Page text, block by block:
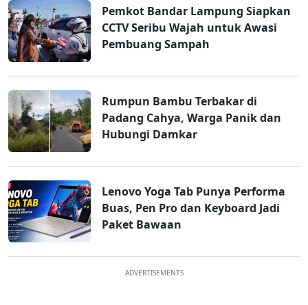
Pemkot Bandar Lampung Siapkan
CCTV Seribu Wajah untuk Awasi
Pembuang Sampah
Rumpun Bambu Terbakar di
Padang Cahya, Warga Panik dan
Hubungi Damkar
Lenovo Yoga Tab Punya Performa
Buas, Pen Pro dan Keyboard Jadi
Paket Bawaan
ADVERTISEMENTS